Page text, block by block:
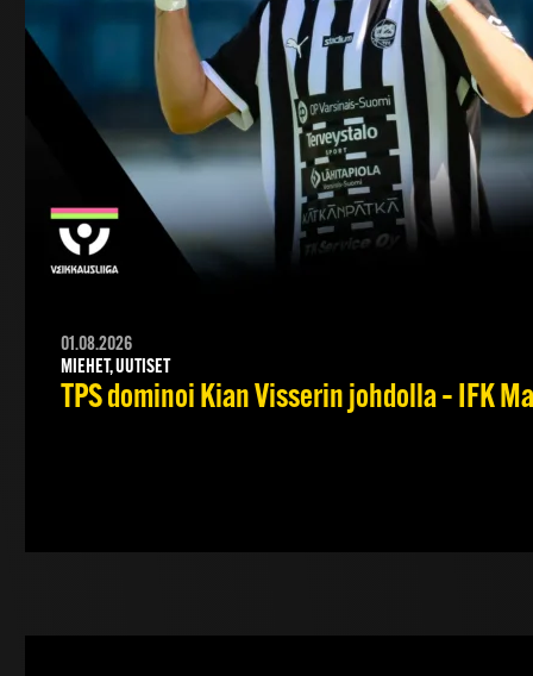
01.08.2026
MIEHET, UUTISET
TPS dominoi Kian Visserin johdolla – IFK